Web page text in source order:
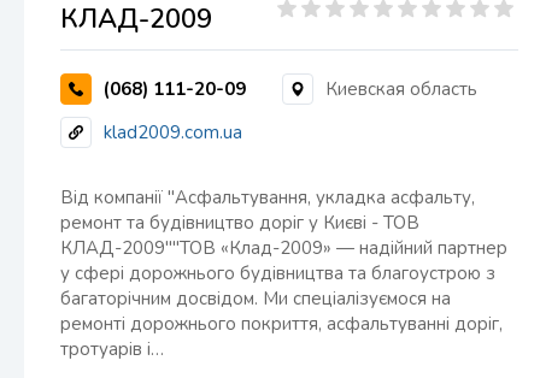
КЛАД-2009
(068) 111-20-09
Киевская область
klad2009.com.ua
Від компанії "Асфальтування, укладка асфальту,
ремонт та будівництво доріг у Києві - ТОВ
КЛАД-2009""ТОВ «Клад-2009» — надійний партнер
у сфері дорожнього будівництва та благоустрою з
багаторічним досвідом. Ми спеціалізуємося на
ремонті дорожнього покриття, асфальтуванні доріг,
тротуарів і…